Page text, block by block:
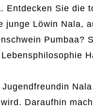
Sie die
Löwin Nala,
Pumbaa?
Daraufhin